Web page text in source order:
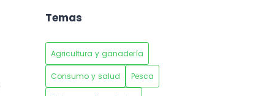
Temas
Agricultura y ganadería
Consumo y salud Pesca